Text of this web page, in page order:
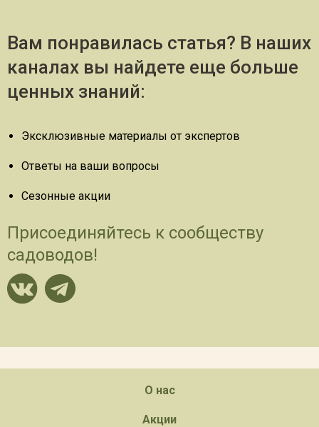
Вам понравилась статья? В наших
каналах вы найдете еще больше
ценных знаний:
Эксклюзивные материалы от экспертов
Ответы на ваши вопросы
Сезонные акции
Присоединяйтесь к сообществу
садоводов!
О нас
Акции